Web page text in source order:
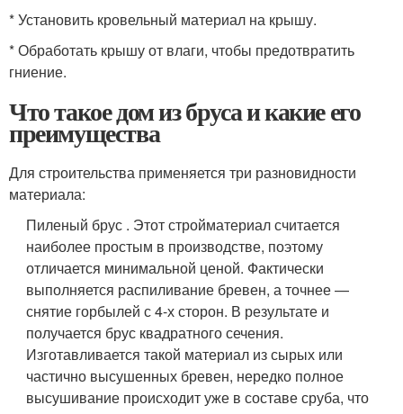
* Установить кровельный материал на крышу.
* Обработать крышу от влаги, чтобы предотвратить
гниение.
Что такое дом из бруса и какие его
преимущества
Для строительства применяется три разновидности
материала:
Пиленый брус . Этот стройматериал считается
наиболее простым в производстве, поэтому
отличается минимальной ценой. Фактически
выполняется распиливание бревен, а точнее —
снятие горбылей с 4-х сторон. В результате и
получается брус квадратного сечения.
Изготавливается такой материал из сырых или
частично высушенных бревен, нередко полное
высушивание происходит уже в составе сруба, что